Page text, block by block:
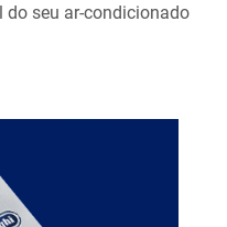
do seu ar-condicionado